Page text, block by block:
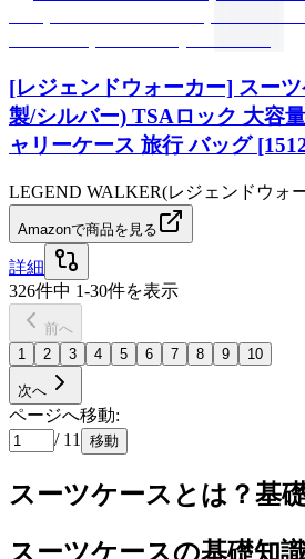
[レジェンドウォーカー] スー
製/シルバー) TSAロック 大容
ャリーケース 旅行 バッグ
LEGEND WALKER(レジェンドウォ
Amazonで商品を見る
詳細
326件中 1-30件を表示
前へ
1
2 3 4 5 6 7 8 9 10
次へ
ページへ移動:
/ 11 移動
スーツケースとは？基
スーツケースの基礎知